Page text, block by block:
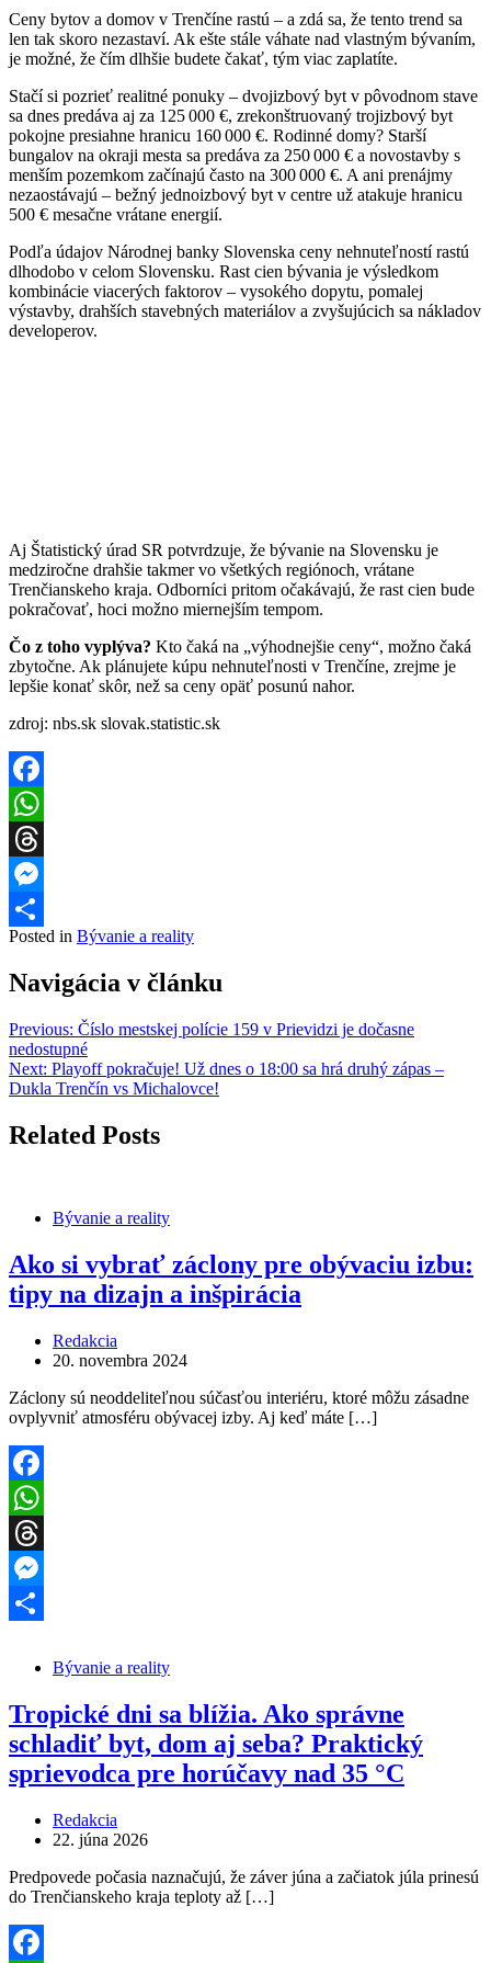
Ceny bytov a domov v Trenčíne rastú – a zdá sa, že tento trend sa
len tak skoro nezastaví. Ak ešte stále váhate nad vlastným bývaním,
je možné, že čím dlhšie budete čakať, tým viac zaplatíte.
Stačí si pozrieť realitné ponuky – dvojizbový byt v pôvodnom stave
sa dnes predáva aj za 125 000 €, zrekonštruovaný trojizbový byt
pokojne presiahne hranicu 160 000 €. Rodinné domy? Starší
bungalov na okraji mesta sa predáva za 250 000 € a novostavby s
menším pozemkom začínajú často na 300 000 €. A ani prenájmy
nezaostávajú – bežný jednoizbový byt v centre už atakuje hranicu
500 € mesačne vrátane energií.
Podľa údajov Národnej banky Slovenska ceny nehnuteľností rastú
dlhodobo v celom Slovensku. Rast cien bývania je výsledkom
kombinácie viacerých faktorov – vysokého dopytu, pomalej
výstavby, drahších stavebných materiálov a zvyšujúcich sa nákladov
developerov.
Aj Štatistický úrad SR potvrdzuje, že bývanie na Slovensku je
medziročne drahšie takmer vo všetkých regiónoch, vrátane
Trenčianskeho kraja. Odborníci pritom očakávajú, že rast cien bude
pokračovať, hoci možno miernejším tempom.
Čo z toho vyplýva? Kto čaká na „výhodnejšie ceny“, možno čaká
zbytočne. Ak plánujete kúpu nehnuteľnosti v Trenčíne, zrejme je
lepšie konať skôr, než sa ceny opäť posunú nahor.
zdroj: nbs.sk slovak.statistic.sk
Facebook
WhatsApp
Threads
Messenger
Share
Posted in Bývanie a reality
Navigácia v článku
Previous: Číslo mestskej polície 159 v Prievidzi je dočasne
nedostupné
Next: Playoff pokračuje! Už dnes o 18:00 sa hrá druhý zápas –
Dukla Trenčín vs Michalovce!
Related Posts
Bývanie a reality
Ako si vybrať záclony pre obývaciu izbu:
tipy na dizajn a inšpirácia
Redakcia
20. novembra 2024
Záclony sú neoddeliteľnou súčasťou interiéru, ktoré môžu zásadne
ovplyvniť atmosféru obývacej izby. Aj keď máte […]
Facebook
WhatsApp
Threads
Messenger
Bývanie a reality
Tropické dni sa blížia. Ako správne
schladiť byt, dom aj seba? Praktický
sprievodca pre horúčavy nad 35 °C
Redakcia
22. júna 2026
Predpovede počasia naznačujú, že záver júna a začiatok júla prinesú
do Trenčianskeho kraja teploty až […]